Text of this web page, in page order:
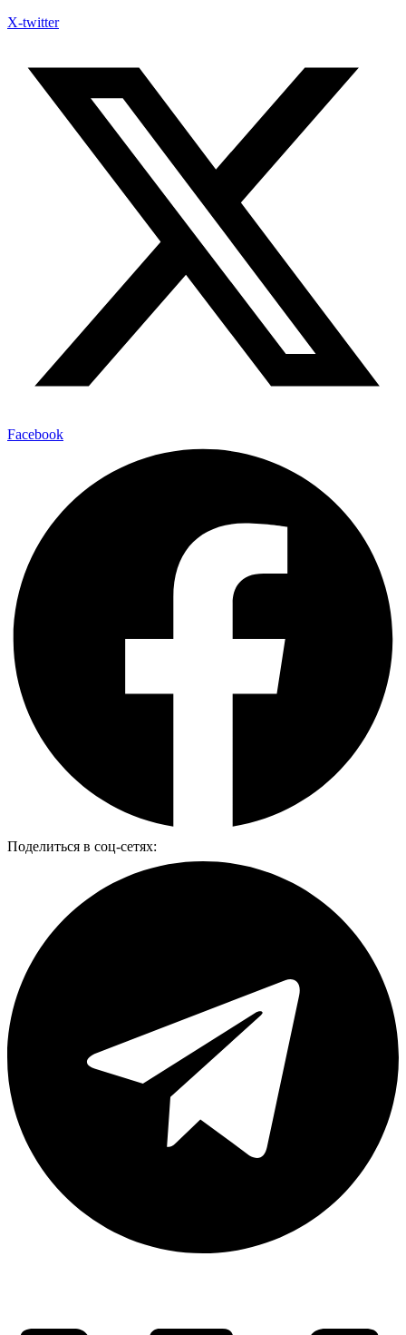
X-twitter
Facebook
Поделиться в соц-сетях: